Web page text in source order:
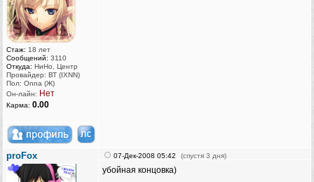
Стаж: 18 лет
Сообщений: 3110
Откуда: НиНо, Центр
Провайдер: ВТ (IXNN)
Пол: Onna (Ж)
Он-лайн: Нет
Карма: 0.00
proFox 07-Дек-2008 05:42 (спустя 3 дня)
убойная концовка)